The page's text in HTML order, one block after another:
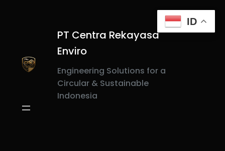
PT Centra Rekayasa
Enviro
Engineering Solutions for a
Circular & Sustainable
Indonesia
ID